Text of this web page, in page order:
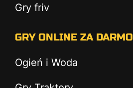
Gry friv
GRY ONLINE ZA DARMO
Ogień i Woda